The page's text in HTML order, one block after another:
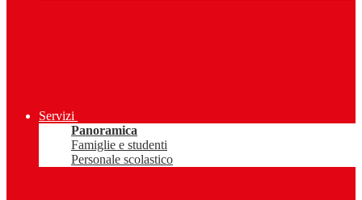
Servizi
Panoramica
Famiglie e studenti
Personale scolastico